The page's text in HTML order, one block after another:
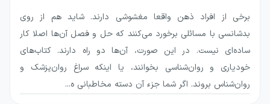
که می‌تواند بر کیفیت انتخاب‌های ما اثر بگذارد.
نویسنده تلاش می‌کند روشی قابل‌اعتماد برای
گفتن «بله» به چیزهایی که واقعاً برای ما کارآمدند
و گفتن «خیر» به چیزهایی که نتیجه مطلوبی
ندارند، ارائه دهد.
برخی از افراد ذهن واقعا مغشوشی دارند. شاید هم از روی
بدشانسی با مسائلی برخورد می‌کنند که حل و فصل آن‌ها اصلا کار
ساده‌ای نیست. در این صورت، آن‌ها دو راه دارند. کتاب‌های
خودیاری و روان‌شناسی بخوانند، یا اینکه سراغ روان‌پزشک و
روان‌شناس بروند. اگر شما جزء آن دسته مخاطبانی ه...